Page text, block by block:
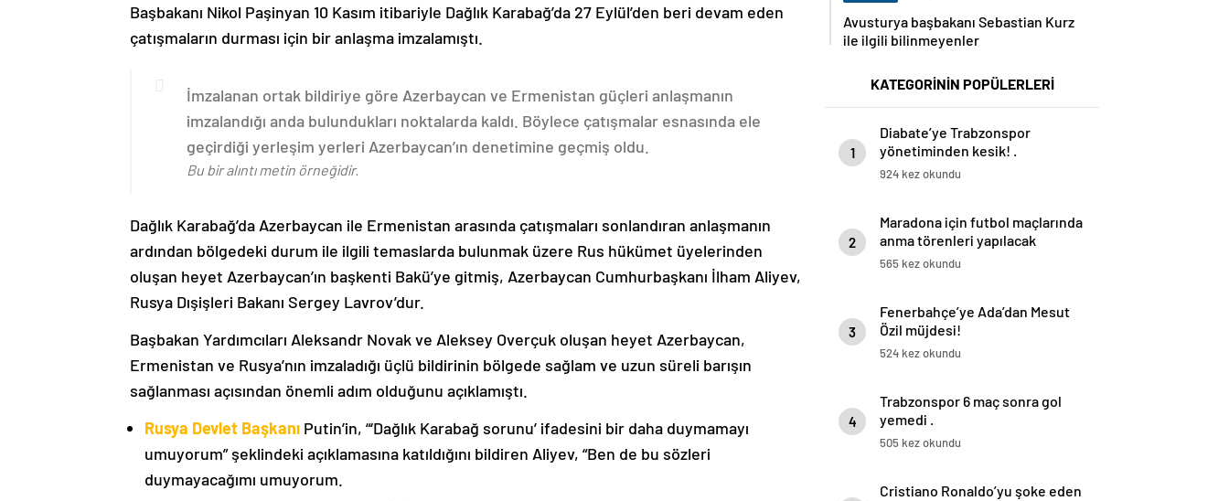
Başbakanı Nikol Paşinyan 10 Kasım itibariyle Dağlık Karabağ’da 27 Eylül’den beri devam eden
çatışmaların durması için bir anlaşma imzalamıştı.
İmzalanan ortak bildiriye göre Azerbaycan ve Ermenistan güçleri anlaşmanın
imzalandığı anda bulundukları noktalarda kaldı. Böylece çatışmalar esnasında ele
geçirdiği yerleşim yerleri Azerbaycan’ın denetimine geçmiş oldu.
Bu bir alıntı metin örneğidir.
Dağlık Karabağ’da Azerbaycan ile Ermenistan arasında çatışmaları sonlandıran anlaşmanın
ardından bölgedeki durum ile ilgili temaslarda bulunmak üzere Rus hükümet üyelerinden
oluşan heyet Azerbaycan’ın başkenti Bakü’ye gitmiş, Azerbaycan Cumhurbaşkanı İlham Aliyev,
Rusya Dışişleri Bakanı Sergey Lavrov’dur.
Başbakan Yardımcıları Aleksandr Novak ve Aleksey Overçuk oluşan heyet Azerbaycan,
Ermenistan ve Rusya’nın imzaladığı üçlü bildirinin bölgede sağlam ve uzun süreli barışın
sağlanması açısından önemli adım olduğunu açıklamıştı.
Rusya Devlet Başkanı Putin’in, “‘Dağlık Karabağ sorunu’ ifadesini bir daha duymamayı
umuyorum” şeklindeki açıklamasına katıldığını bildiren Aliyev, “Ben de bu sözleri
duymayacağımı umuyorum.
Avusturya başbakanı Sebastian Kurz
ile ilgili bilinmeyenler
KATEGORİNİN POPÜLERLERİ
1
Diabate’ye Trabzonspor
yönetiminden kesik! .
924 kez okundu
2
Maradona için futbol maçlarında
anma törenleri yapılacak
565 kez okundu
3
Fenerbahçe’ye Ada’dan Mesut
Özil müjdesi!
524 kez okundu
4
Trabzonspor 6 maç sonra gol
yemedi .
505 kez okundu
Cristiano Ronaldo’yu şoke eden